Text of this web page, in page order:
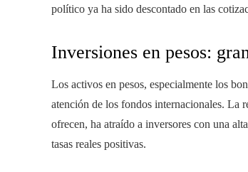
político ya ha sido descontado en las
Inversiones en pesos:
Los activos en pesos, especialmente los
atención de los fondos internacionales. La
ofrecen, ha atraído a inversores con una
tasas reales positivas.